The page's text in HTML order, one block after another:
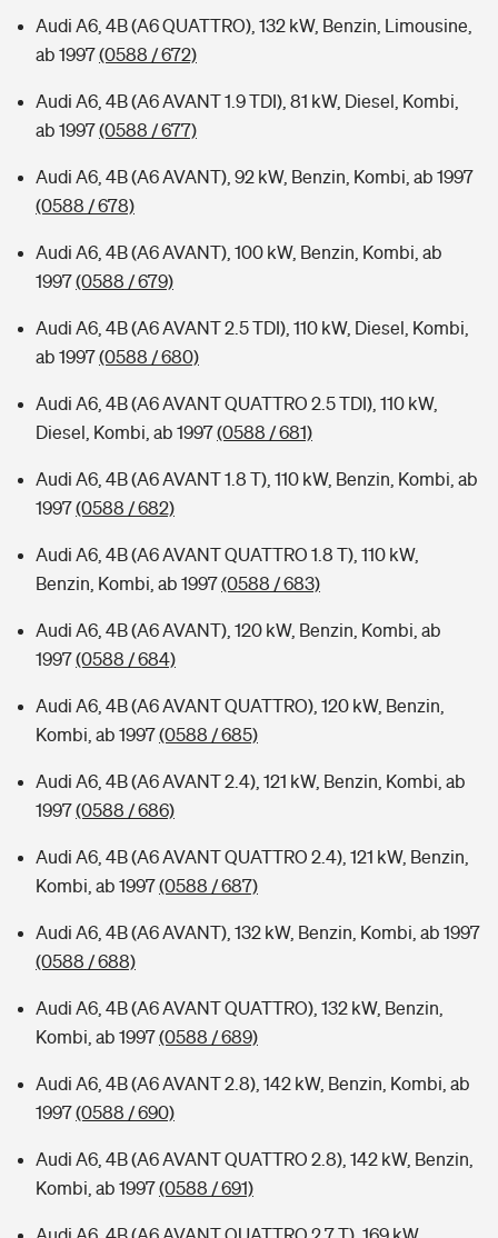
Audi A6, 4B (A6 QUATTRO), 132 kW, Benzin, Limousine,
ab 1997(0588 / 672)
Audi A6, 4B (A6 AVANT 1.9 TDI), 81 kW, Diesel, Kombi,
ab 1997(0588 / 677)
Audi A6, 4B (A6 AVANT), 92 kW, Benzin, Kombi, ab 1997
(0588 / 678)
Audi A6, 4B (A6 AVANT), 100 kW, Benzin, Kombi, ab
1997(0588 / 679)
Audi A6, 4B (A6 AVANT 2.5 TDI), 110 kW, Diesel, Kombi,
ab 1997(0588 / 680)
Audi A6, 4B (A6 AVANT QUATTRO 2.5 TDI), 110 kW,
Diesel, Kombi, ab 1997(0588 / 681)
Audi A6, 4B (A6 AVANT 1.8 T), 110 kW, Benzin, Kombi, ab
1997(0588 / 682)
Audi A6, 4B (A6 AVANT QUATTRO 1.8 T), 110 kW,
Benzin, Kombi, ab 1997(0588 / 683)
Audi A6, 4B (A6 AVANT), 120 kW, Benzin, Kombi, ab
1997(0588 / 684)
Audi A6, 4B (A6 AVANT QUATTRO), 120 kW, Benzin,
Kombi, ab 1997(0588 / 685)
Audi A6, 4B (A6 AVANT 2.4), 121 kW, Benzin, Kombi, ab
1997(0588 / 686)
Audi A6, 4B (A6 AVANT QUATTRO 2.4), 121 kW, Benzin,
Kombi, ab 1997(0588 / 687)
Audi A6, 4B (A6 AVANT), 132 kW, Benzin, Kombi, ab 1997
(0588 / 688)
Audi A6, 4B (A6 AVANT QUATTRO), 132 kW, Benzin,
Kombi, ab 1997(0588 / 689)
Audi A6, 4B (A6 AVANT 2.8), 142 kW, Benzin, Kombi, ab
1997(0588 / 690)
Audi A6, 4B (A6 AVANT QUATTRO 2.8), 142 kW, Benzin,
Kombi, ab 1997(0588 / 691)